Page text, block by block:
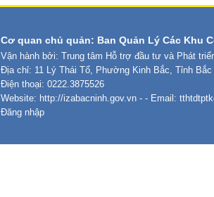
Cơ quan chủ quản: Ban Quản Lý Các Khu
Vận hành bởi: Trung tâm Hỗ trợ đầu tư và Phát
Địa chỉ: 11 Lý Thái Tổ, Phường Kinh Bắc, Tỉnh Bắc
Điện thoại: 0222.3875526
Website: http://izabacninh.gov.vn - - Email:
Đăng nhập